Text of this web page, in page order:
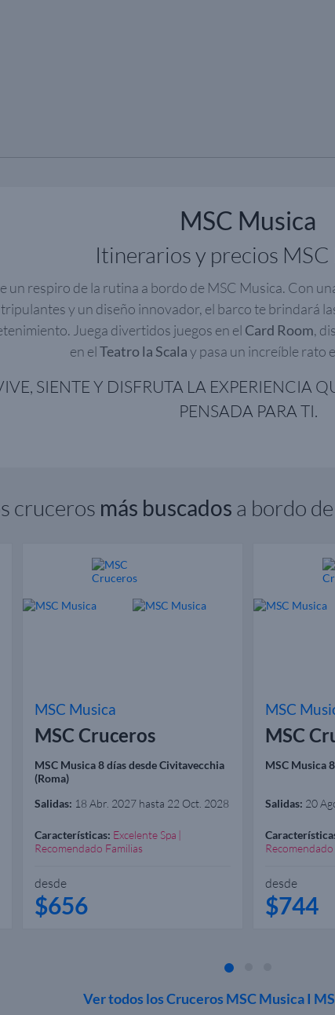
MSC Musica
Itinerarios y precios MSC
un respiro de la rutina a bordo de MSC Musica. Con
y un diseño innovador, el barco te brindará
Juega divertidos juegos en el Card Room,
en elTeatro la Scalay pasa un increíble rato
SIENTE Y DISFRUTA LA EXPERIENCIA
PENSADA PARA TI.
cruceros más buscados a bordo
MSC Musica
MSC Cruceros
MSC Musica 8 días desde Civitavecchia
(Roma)
Salidas: 18 Abr. 2027 hasta 22 Oct. 2028
Características: Excelente Spa
Recomendado Familias
desde
$656
MSC
MSC
MSC Musica
Salidas: 20
Recomendado
desde
$744
Ver todos los Cruceros MSC Musica I